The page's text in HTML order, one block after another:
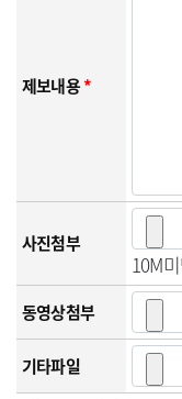
제보내용*
사진첨부
10M
동영상첨부
기타파일